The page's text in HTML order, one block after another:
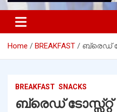
Home BREAKFAST ബ്രെഡ്
BREAKFAST SNACKS
ബ്രെഡ് ടോസ്സ്റ്റ്